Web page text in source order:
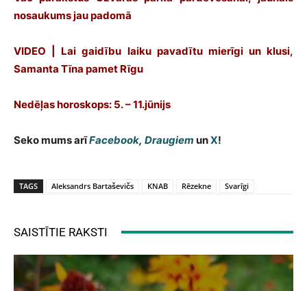
nosaukums jau padomā
VIDEO | Lai gaidību laiku pavadītu mierīgi un klusi,
Samanta Tīna pamet Rīgu
Nedēļas horoskops: 5. – 11.jūnijs
Seko mums arīFacebook, Draugiem unX!
TAGS Aleksandrs Bartaševičs KNAB Rēzekne Svarīgi
SAISTĪTIE RAKSTI